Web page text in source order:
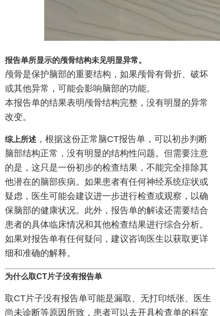
报告单所显示的颅骨结构未见明显异常。
颅骨是保护脑部的重要结构，如果颅骨有骨折、破坏
或其他异常，可能会影响脑部的功能。
本报告单的结果表明颅骨结构完整，没有明显的异常
改变。
综上所述 ，根据这份正常脑CT报告单，可以初步判断
脑部结构正常，没有明显的结构性问题。但需要注意
的是，这只是一份初步的检查结果，不能完全排除其
他潜在的脑部疾病。如果患者有任何神经系统症状或
疑虑，医生可能会建议进一步进行检查或观察，以确
保脑部的健康状况。此外，报告单的解读还需要结合
患者的具体临床情况和其他检查结果进行综合分析。
如果对报告单有任何疑问，建议咨询医生以获取更详
细和准确的解释。
为什么取CT片子没有报告单
取CT片子没有报告单可能是漏取、无打印纸张、医生
尚未诊断等原因所致，患者可以去开具检查单的科室